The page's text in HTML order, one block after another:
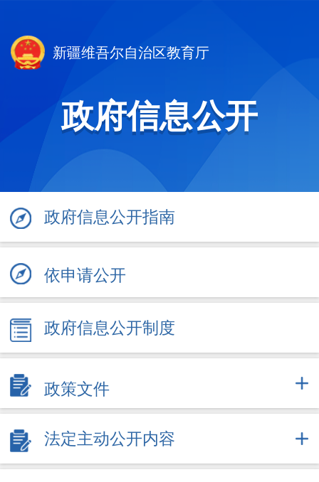
新疆维吾尔自治区教育厅
政府信息公开
政府信息公开指南
依申请公开
政府信息公开制度
政策文件
法定主动公开内容